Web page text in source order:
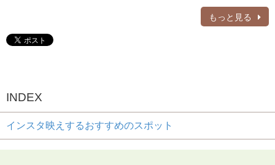
もっと見る
INDEX
インスタ映えするおすすめのスポット